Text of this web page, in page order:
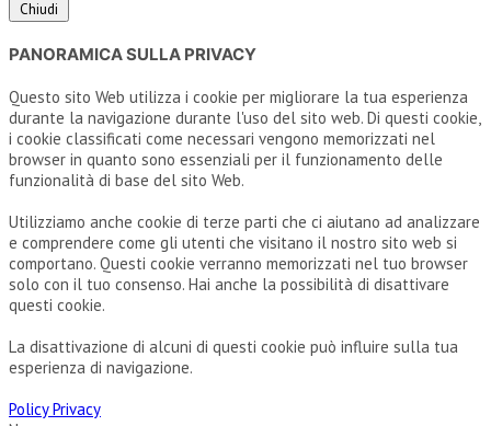
Chiudi
PANORAMICA SULLA PRIVACY
Questo sito Web utilizza i cookie per migliorare la tua esperienza
durante la navigazione durante l'uso del sito web. Di questi cookie,
i cookie classificati come necessari vengono memorizzati nel
browser in quanto sono essenziali per il funzionamento delle
funzionalità di base del sito Web.
Utilizziamo anche cookie di terze parti che ci aiutano ad analizzare
e comprendere come gli utenti che visitano il nostro sito web si
comportano. Questi cookie verranno memorizzati nel tuo browser
solo con il tuo consenso. Hai anche la possibilità di disattivare
questi cookie.
La disattivazione di alcuni di questi cookie può influire sulla tua
esperienza di navigazione.
Policy Privacy